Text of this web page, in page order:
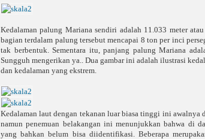
Kedalaman palung Mariana sendiri adalah 11.033 meter
bagian terdalam palung tersebut mencapai 8 ton per inci
tak berbentuk. Sementara itu, panjang palung Mariana
Sungguh mengerikan ya.. Dua gambar ini adalah ilustrasi
dan kedalaman yang ekstrem.
Kedalaman laut dengan tekanan luar biasa tinggi ini
namun penemuan belakangan ini menunjukkan bahwa di
yang bahkan belum bisa diidentifikasi. Beberapa